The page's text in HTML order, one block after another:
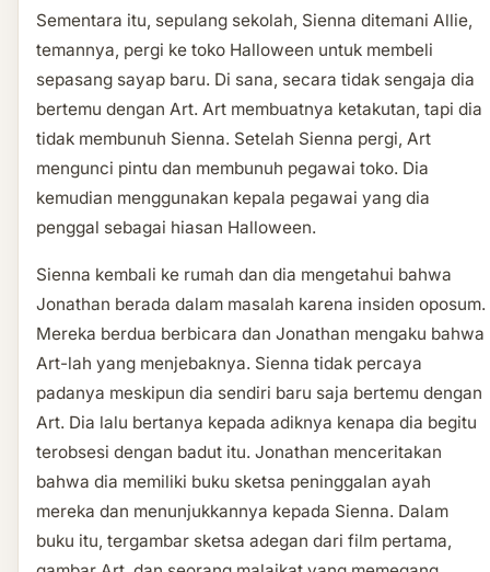
Sementara itu, sepulang sekolah, Sienna ditemani Allie,
temannya, pergi ke toko Halloween untuk membeli
sepasang sayap baru. Di sana, secara tidak sengaja dia
bertemu dengan Art. Art membuatnya ketakutan, tapi dia
tidak membunuh Sienna. Setelah Sienna pergi, Art
mengunci pintu dan membunuh pegawai toko. Dia
kemudian menggunakan kepala pegawai yang dia
penggal sebagai hiasan Halloween.
Sienna kembali ke rumah dan dia mengetahui bahwa
Jonathan berada dalam masalah karena insiden oposum.
Mereka berdua berbicara dan Jonathan mengaku bahwa
Art-lah yang menjebaknya. Sienna tidak percaya
padanya meskipun dia sendiri baru saja bertemu dengan
Art. Dia lalu bertanya kepada adiknya kenapa dia begitu
terobsesi dengan badut itu. Jonathan menceritakan
bahwa dia memiliki buku sketsa peninggalan ayah
mereka dan menunjukkannya kepada Sienna. Dalam
buku itu, tergambar sketsa adegan dari film pertama,